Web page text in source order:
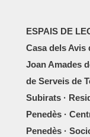
ESPAIS DE
Casa dels Avis
Joan Amades
de Serveis de
Subirats ·
Penedès ·
Penedès ·